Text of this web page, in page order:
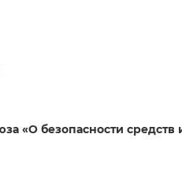
«О безопасности